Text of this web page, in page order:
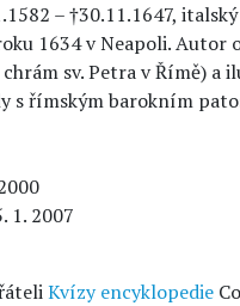
– †30.11.1647,
1634 v Neapoli.
chrám sv. Petra v Římě)
s římským barokním
1. 2007
Kvízy encyklopedie